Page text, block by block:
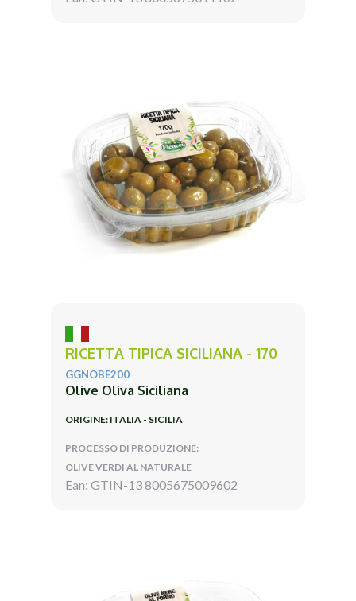
RICETTA TIPICA SICILIANA - 170
GGNOBE200
Olive Oliva Siciliana
ORIGINE: ITALIA - SICILIA
PROCESSO DI PRODUZIONE:
OLIVE VERDI AL NATURALE
Ean: GTIN-13 8005675009602